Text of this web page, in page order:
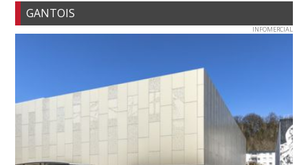
GANTOIS
INFOMERCIAL